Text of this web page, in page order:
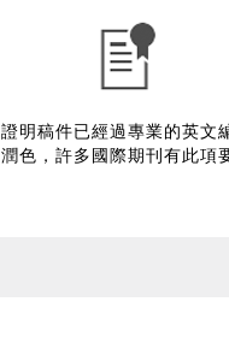
證明稿件已經過專業的英文
潤色，許多國際期刊有此項